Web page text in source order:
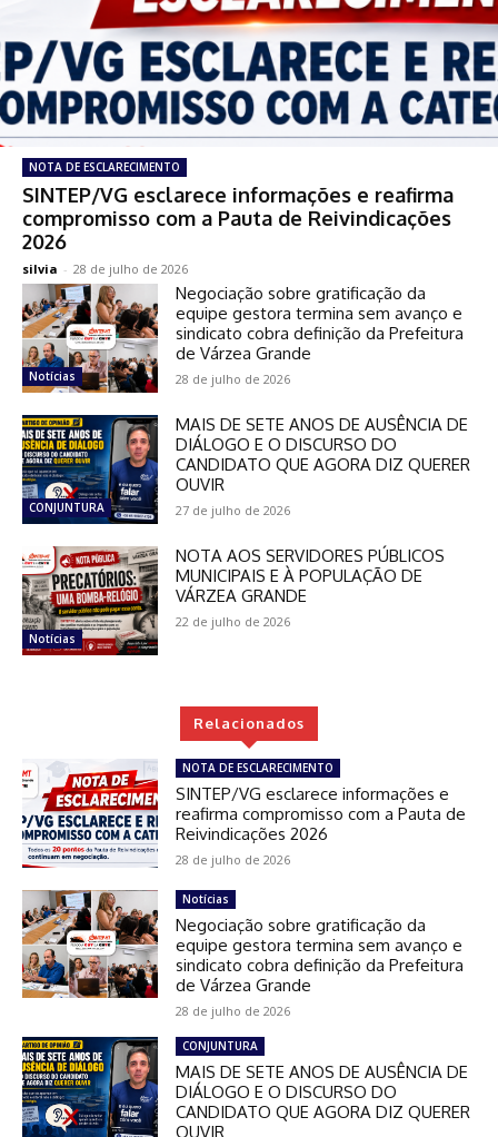
NOTA DE ESCLARECIMENTO
SINTEP/VG esclarece informações e reafirma
compromisso com a Pauta de Reivindicações
2026
silvia - 28 de julho de 2026
Notícias
Negociação sobre gratificação da
equipe gestora termina sem avanço e
sindicato cobra definição da Prefeitura
de Várzea Grande
28 de julho de 2026
CONJUNTURA
MAIS DE SETE ANOS DE AUSÊNCIA DE
DIÁLOGO E O DISCURSO DO
CANDIDATO QUE AGORA DIZ QUERER
OUVIR
27 de julho de 2026
Notícias
NOTA AOS SERVIDORES PÚBLICOS
MUNICIPAIS E À POPULAÇÃO DE
VÁRZEA GRANDE
22 de julho de 2026
Relacionados
NOTA DE ESCLARECIMENTO
SINTEP/VG esclarece informações e
reafirma compromisso com a Pauta de
Reivindicações 2026
28 de julho de 2026
Notícias
Negociação sobre gratificação da
equipe gestora termina sem avanço e
sindicato cobra definição da Prefeitura
de Várzea Grande
28 de julho de 2026
CONJUNTURA
MAIS DE SETE ANOS DE AUSÊNCIA DE
DIÁLOGO E O DISCURSO DO
CANDIDATO QUE AGORA DIZ QUERER
OUVIR